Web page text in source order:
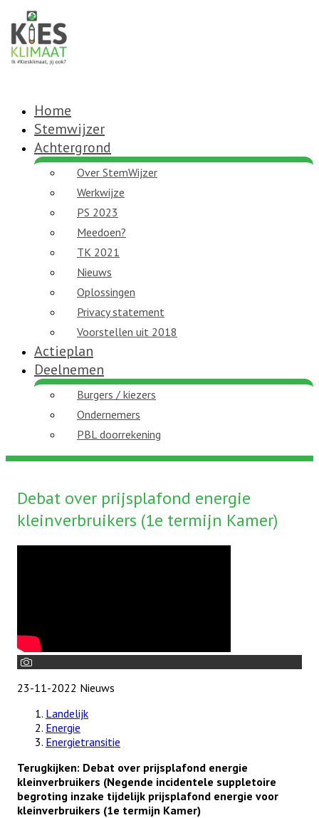
Home
Stemwijzer
Achtergrond
Over StemWijzer
Werkwijze
PS 2023
Meedoen?
TK 2021
Nieuws
Oplossingen
Privacy statement
Voorstellen uit 2018
Actieplan
Deelnemen
Burgers / kiezers
Ondernemers
PBL doorrekening
Debat over prijsplafond energie
kleinverbruikers (1e termijn Kamer)
23-11-2022 Nieuws
Landelijk
Energie
Energietransitie
Terugkijken: Debat over prijsplafond energie
kleinverbruikers (Negende incidentele suppletoire
begroting inzake tijdelijk prijsplafond energie voor
kleinverbruikers (1e termijn Kamer)